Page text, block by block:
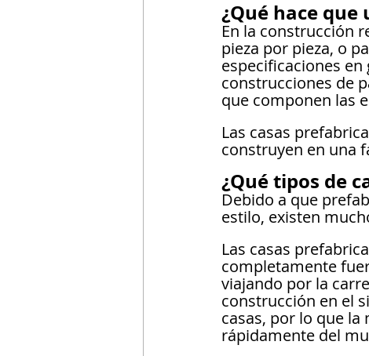
¿Qué hace que
En la construcción
pieza por pieza, o
especificaciones
construcciones de
que componen las
Las casas
construyen en una
¿Qué tipos de
Debido a que
estilo, existen
Las casas
completamente
viajando por la
construcción en el
casas, por lo que
rápidamente del